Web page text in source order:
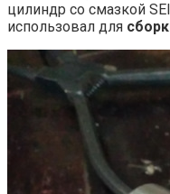
цилиндр со смазкой
использовал для